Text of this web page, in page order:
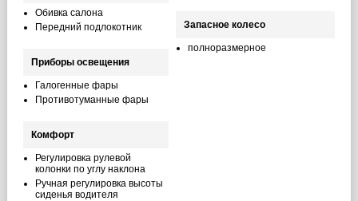
Обивка салона
Передний подлокотник
Приборы освещения
Галогенные фары
Противотуманные фары
Комфорт
Регулировка рулевой
колонки по углу наклона
Ручная регулировка высоты
сиденья водителя
Запасное колесо
полноразмерное